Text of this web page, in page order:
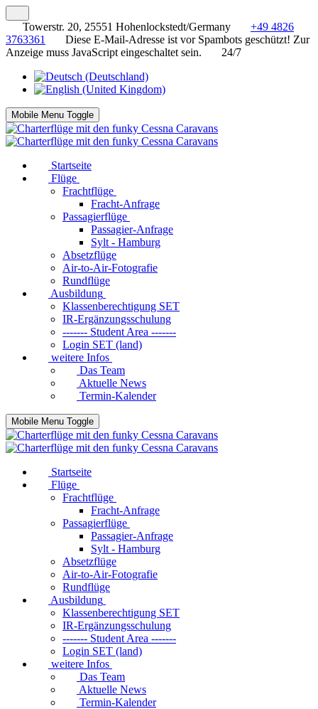
Towerstr. 20, 25551 Hohenlockstedt/Germany
+49 4826
3763361
Diese E-Mail-Adresse ist vor Spambots geschützt! Zur
Anzeige muss JavaScript eingeschaltet sein.
24/7
Mobile Menu Toggle
Startseite
Flüge
Frachtflüge
Fracht-Anfrage
Passagierflüge
Passagier-Anfrage
Sylt - Hamburg
Absetzflüge
Air-to-Air-Fotografie
Rundflüge
Ausbildung
Klassenberechtigung SET
IR-Ergänzungsschulung
------- Student Area -------
Login SET (land)
weitere Infos
Das Team
Aktuelle News
Termin-Kalender
Mobile Menu Toggle
Startseite
Flüge
Frachtflüge
Fracht-Anfrage
Passagierflüge
Passagier-Anfrage
Sylt - Hamburg
Absetzflüge
Air-to-Air-Fotografie
Rundflüge
Ausbildung
Klassenberechtigung SET
IR-Ergänzungsschulung
------- Student Area -------
Login SET (land)
weitere Infos
Das Team
Aktuelle News
Termin-Kalender